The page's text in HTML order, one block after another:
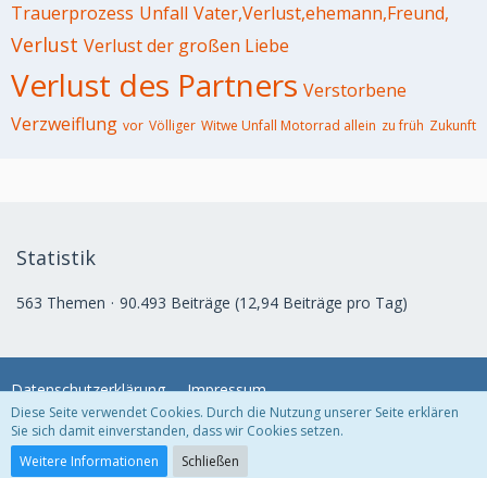
Trauerprozess Unfall Vater,Verlust,ehemann,Freund,
Verlust Verlust der großen Liebe
Verlust des Partners Verstorbene
Verzweiflung vor Völliger Witwe Unfall Motorrad allein zu früh Zukunft
Statistik
563 Themen 90.493 Beiträge (12,94 Beiträge pro Tag)
Datenschutzerklärung Impressum
Community-Software:
Diese Seite verwendet Cookies. Durch die Nutzung unserer Seite erklären
Sie sich damit einverstanden, dass wir Cookies setzen.
Weitere Informationen
Schließen